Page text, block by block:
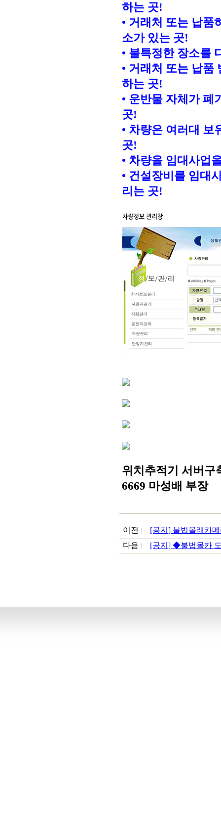
하는 곳!
• 거래처 또는 납품
소가 있는 곳!
• 불특정한 장소를
• 거래처 또는 납품
하는 곳!
• 운반물 자체가 폐
곳!
• 차량은 여러대 보
곳!
• 차량을 임대사업
• 건설장비를 임대
리는 곳!
위치추적기 서버구
6669 마성배 부장
이전
[공지] 불법몰래카
다음
[공지] ◆불법몰카